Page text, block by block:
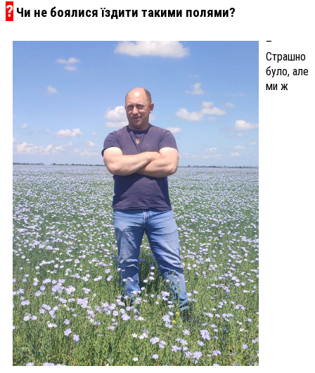
? Чи не боялися їздити такими полями?
–
Страшно
було, але
ми ж